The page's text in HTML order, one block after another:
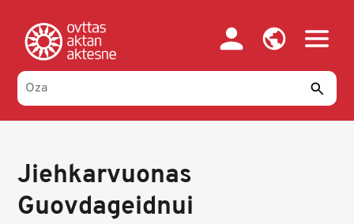
main
content
Jiehkarvuonas
Guovdageidnui